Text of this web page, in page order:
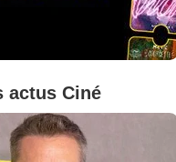
actus Ciné